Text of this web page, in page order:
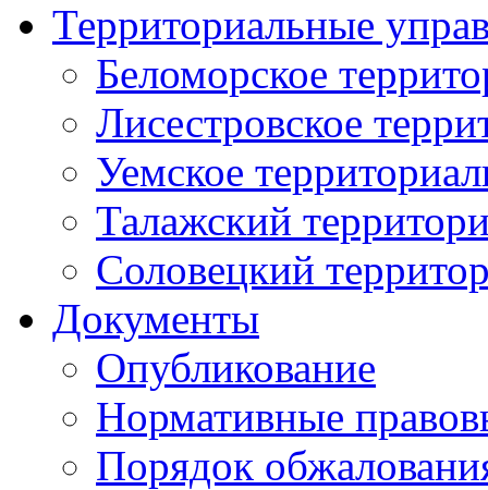
Территориальные
Беломорское
Лисестровское
Уемское
Талажский
Соловецкий
Документы
Опубликование
Нормативные
Порядок